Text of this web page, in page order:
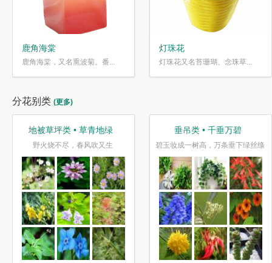
鹿角海棠
鹿角海棠，又名熏波菊。番...
灯珠花
灯珠花又名苔珊瑚、念珠草...
分花别类 (更多)
地被草坪类 • 草青地绿
野火烧不尽，春风吹又生
垂吊类 • 千垂万碧
碧玉妆成一树高，万条垂下绿丝绦